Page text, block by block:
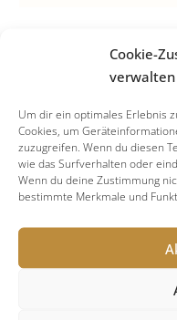
Cookie-
verwalten
Um dir ein optimales Erlebnis
Cookies, um
zuzugreifen. Wenn du diesen
wie das Surfverhalten oder
Wenn du deine Zustimmung
bestimmte Merkmale und
KOMMENTAR